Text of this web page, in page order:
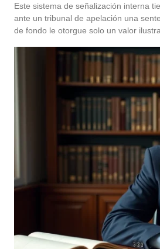
Este sistema de señalización interna
ante un tribunal de apelación una
de fondo le otorgue solo un valor